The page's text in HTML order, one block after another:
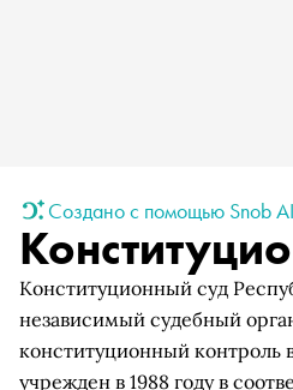
Создано с помощью Snob AI
Конституционный суд
независимый судебный
конституционный контроль
учрежден в 1988 году в